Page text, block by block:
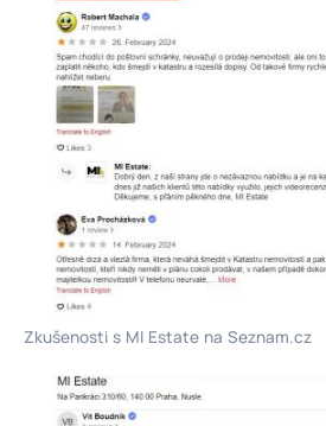
Zkušenosti s MI Estate na Seznam.cz